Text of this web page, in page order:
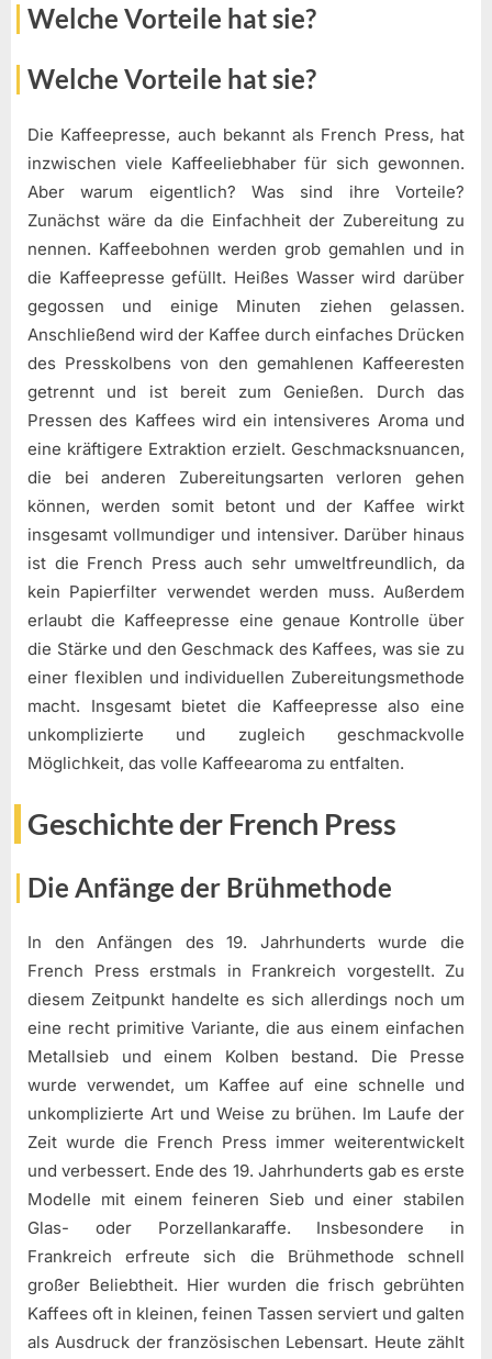
Welche Vorteile hat sie?
Welche Vorteile hat sie?
Die Kaffeepresse, auch bekannt als French Press, hat
inzwischen viele Kaffeeliebhaber für sich gewonnen.
Aber warum eigentlich? Was sind ihre Vorteile?
Zunächst wäre da die Einfachheit der Zubereitung zu
nennen. Kaffeebohnen werden grob gemahlen und in
die Kaffeepresse gefüllt. Heißes Wasser wird darüber
gegossen und einige Minuten ziehen gelassen.
Anschließend wird der Kaffee durch einfaches Drücken
des Presskolbens von den gemahlenen Kaffeeresten
getrennt und ist bereit zum Genießen. Durch das
Pressen des Kaffees wird ein intensiveres Aroma und
eine kräftigere Extraktion erzielt. Geschmacksnuancen,
die bei anderen Zubereitungsarten verloren gehen
können, werden somit betont und der Kaffee wirkt
insgesamt vollmundiger und intensiver. Darüber hinaus
ist die French Press auch sehr umweltfreundlich, da
kein Papierfilter verwendet werden muss. Außerdem
erlaubt die Kaffeepresse eine genaue Kontrolle über
die Stärke und den Geschmack des Kaffees, was sie zu
einer flexiblen und individuellen Zubereitungsmethode
macht. Insgesamt bietet die Kaffeepresse also eine
unkomplizierte und zugleich geschmackvolle
Möglichkeit, das volle Kaffeearoma zu entfalten.
Geschichte der French Press
Die Anfänge der Brühmethode
In den Anfängen des 19. Jahrhunderts wurde die
French Press erstmals in Frankreich vorgestellt. Zu
diesem Zeitpunkt handelte es sich allerdings noch um
eine recht primitive Variante, die aus einem einfachen
Metallsieb und einem Kolben bestand. Die Presse
wurde verwendet, um Kaffee auf eine schnelle und
unkomplizierte Art und Weise zu brühen. Im Laufe der
Zeit wurde die French Press immer weiterentwickelt
und verbessert. Ende des 19. Jahrhunderts gab es erste
Modelle mit einem feineren Sieb und einer stabilen
Glas- oder Porzellankaraffe. Insbesondere in
Frankreich erfreute sich die Brühmethode schnell
großer Beliebtheit. Hier wurden die frisch gebrühten
Kaffees oft in kleinen, feinen Tassen serviert und galten
als Ausdruck der französischen Lebensart. Heute zählt